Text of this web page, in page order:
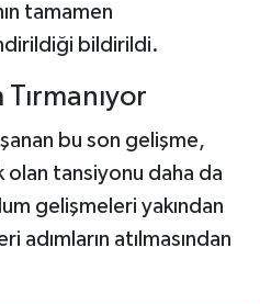
tamamen
bildirildi.
bu son gelişme,
tansiyonu daha da
gelişmeleri yakından
adımların atılmasından